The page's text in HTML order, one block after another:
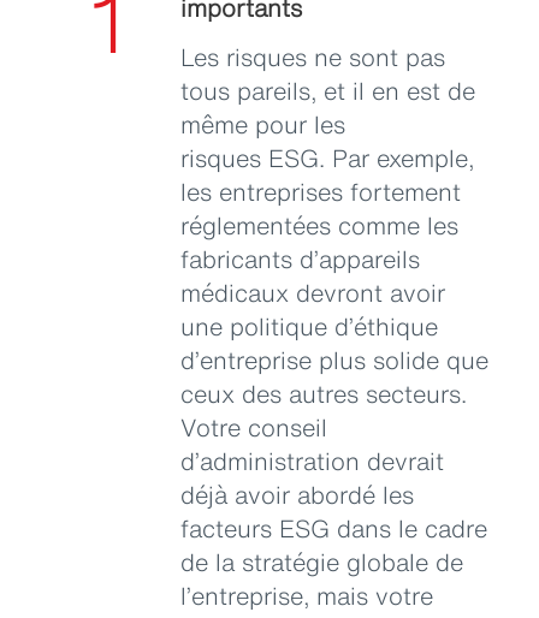
importants
Les risques ne sont pas
tous pareils, et il en est de
même pour les
risques ESG. Par exemple,
les entreprises fortement
réglementées comme les
fabricants d’appareils
médicaux devront avoir
une politique d’éthique
d’entreprise plus solide que
ceux des autres secteurs.
Votre conseil
d’administration devrait
déjà avoir abordé les
facteurs ESG dans le cadre
de la stratégie globale de
l’entreprise, mais votre